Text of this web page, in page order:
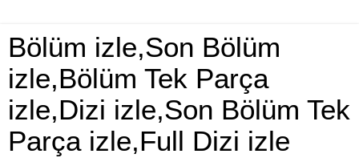
Bölüm izle,Son Bölüm
izle,Bölüm Tek Parça
izle,Dizi izle,Son Bölüm Tek
Parça izle,Full Dizi izle